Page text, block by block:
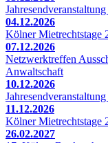
04.12.2026
Kölner Mietrechtstage
07.12.2026
Netzwerktreffen
Anwaltschaft
10.12.2026
11.12.2026
Kölner Mietrechtstage
26.02.2027